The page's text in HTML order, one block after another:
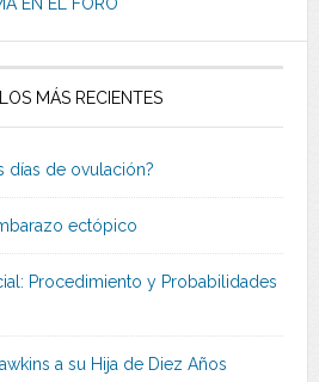
MÁS RECIENTES
días de ovulación?
ectópico
Procedimiento y Probabilidades
a su Hija de Diez Años